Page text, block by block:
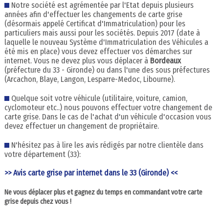
Notre société est agrémentée par l'Etat depuis plusieurs
années afin d'effectuer les changements de carte grise
(désormais appelé Certificat d'Immatriculation) pour les
particuliers mais aussi pour les sociétés. Depuis 2017 (date à
laquelle le nouveau Système d'Immatriculation des Véhicules a
été mis en place) vous devez effectuer vos démarches sur
internet. Vous ne devez plus vous déplacer à Bordeaux
(préfecture du 33 - Gironde) ou dans l'une des sous préfectures
(Arcachon, Blaye, Langon, Lesparre-Medoc, Libourne).
Quelque soit votre véhicule (utilitaire, voiture, camion,
cyclomoteur etc..) nous pouvons effectuer votre changement de
carte grise. Dans le cas de l'achat d'un véhicule d'occasion vous
devez effectuer un changement de propriétaire.
N'hésitez pas à lire les avis rédigés par notre clientèle dans
votre département (33):
>> Avis carte grise par internet dans le 33 (Gironde) <<
Ne vous déplacer plus et gagnez du temps en commandant votre carte
grise depuis chez vous !